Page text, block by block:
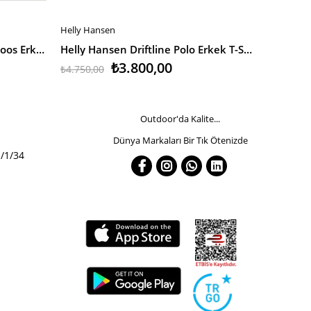
Jack & Jones Jjebasic Polo Ss Noos Erkek T-Shirt
SEPETE EKLE
Helly Hansen
Helly Hansen Driftline Polo Erkek T-Shirt
₺3.800,00
₺4.750,00
1/34
Outdoor'da Kalite...
Dünya Markaları Bir Tık Ötenizde